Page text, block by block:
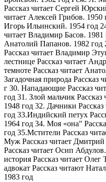
Рассказ читает Сергей
читает Алексей Грибов. 1950
Игорь Ильинский. 1954 год
читает Владимир Басов. 1981
Анатолий Папанов. 1982 год
Рассказ читает Владимир
лестнице Рассказ читает
темноте Рассказ читает
Загадочная природа Рассказ
г 30. Нападающие Рассказ
год 31. Злой мальчик
1948 год 32. Дачники
год 33.Индийский петух
1964 год 34. Моя «она"
год 35.Мстители Рассказ
Муж Рассказ читает
Рассказ читает Осип
история Рассказ читает
адвокат Рассказ читают
1983 год